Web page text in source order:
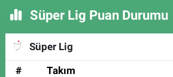
Süper Lig Puan Durumu
Süper Lig
#
Takım